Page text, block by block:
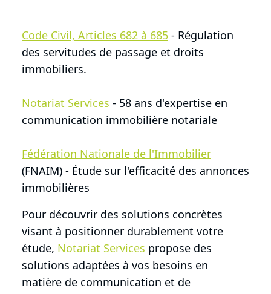
Code Civil, Articles 682 à 685 - Régulation
des servitudes de passage et droits
immobiliers.
Notariat Services - 58 ans d'expertise en
communication immobilière notariale
Fédération Nationale de l'Immobilier
(FNAIM) - Étude sur l'efficacité des annonces
immobilières
Pour découvrir des solutions concrètes
visant à positionner durablement votre
étude, Notariat Services propose des
solutions adaptées à vos besoins en
matière de communication et de